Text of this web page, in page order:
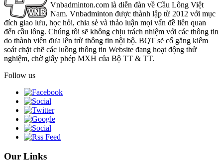
Vnbadminton.com là diễn đàn về Cầu Lông Việt
Nam. Vnbadminton được thành lập từ 2012 với mục
đích giao lưu, học hỏi, chia sẻ và thảo luận mọi vấn đề liên quan
đến cầu lông. Chúng tôi sẽ không chịu trách nhiệm với các thông tin
do thành viên đưa lên trừ thông tin nội bộ. BQT sẽ cố gắng kiểm
soát chặt chẽ các luồng thông tin Website đang hoạt động thử
nghiệm, chờ giấy phép MXH của Bộ TT & TT.
Follow us
Our Links